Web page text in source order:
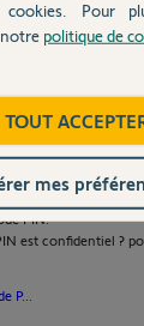
PIN.
est confidentiel ?
P...
Pour
politique de
TOUT
mes